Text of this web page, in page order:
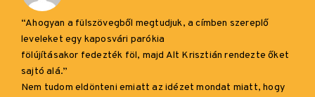
“Ahogyan a fülszövegből megtudjuk, a címben szereplő
leveleket egy kaposvári parókia
fölújításakor fedezték föl, majd Alt Krisztián rendezte őket
sajtó alá.”
Nem tudom eldönteni emiatt az idézet mondat miatt, hogy